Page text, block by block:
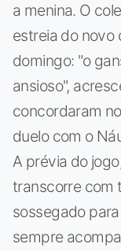
a menina. O
estreia do novo
domingo: "o
ansioso",
concordaram
duelo com o
A prévia do
transcorre com
sossegado
sempre